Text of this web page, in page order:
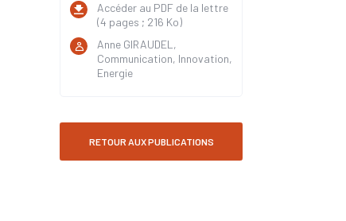
Accéder au PDF de la lettre
(4 pages ; 216 Ko)
Anne GIRAUDEL,
Communication, Innovation,
Energie
RETOUR AUX PUBLICATIONS